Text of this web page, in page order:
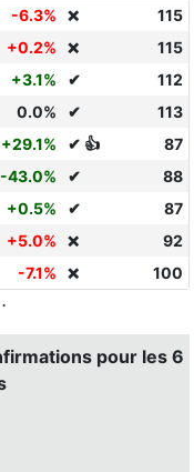
-6.3% ❌
115
+0.2% ❌
115
+3.1% ✔
112
0.0% ✔
113
+29.1% ✔ 👍
87
-43.0% ✔
88
+0.5% ✔
87
+5.0% ❌
92
-7.1% ❌ 100
pour les 6